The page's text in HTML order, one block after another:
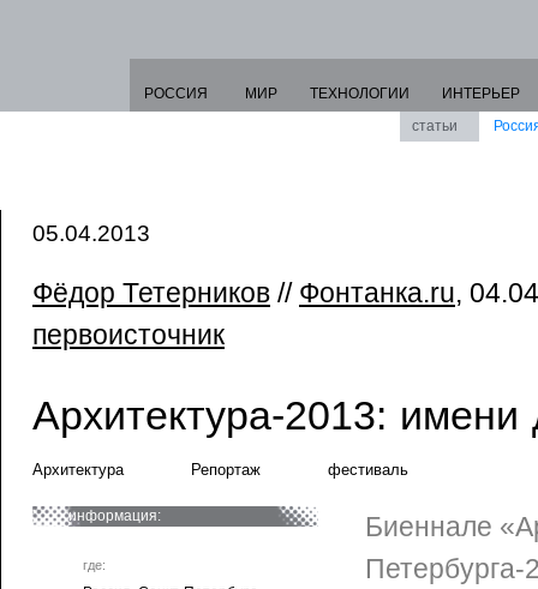
РОССИЯ МИР ТЕХНОЛОГИИ
ИНТЕРЬЕР
статьи
05.04.2013
Фёдор Тетерников // Фонтанка.ru,
первоисточник
Архитектура-2013: имени
Архитектура Репортаж фестиваль
информация:
где:
Биеннале